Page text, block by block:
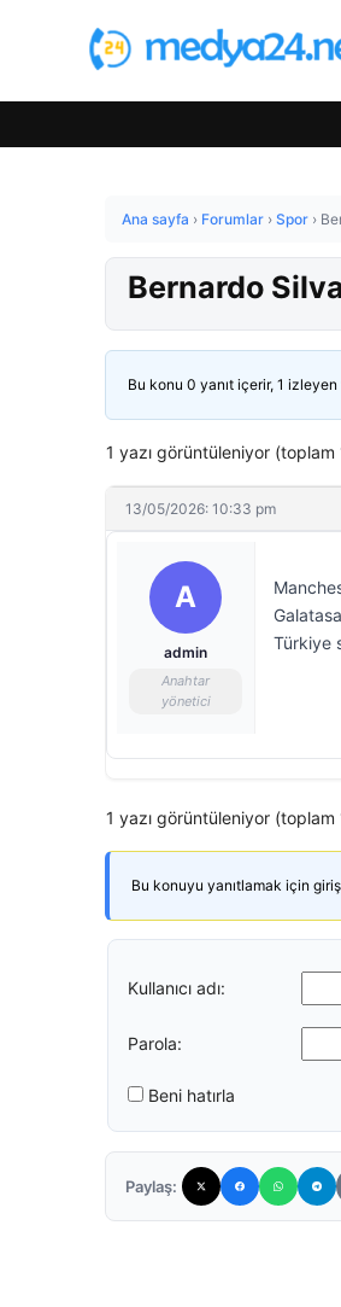
Ana sayfa › Forumlar › Spor ›
Bernardo
Bu konu 0 yanıt içerir, 1 izleyen
1 yazı görüntüleniyor (toplam
13/05/2026: 10:33 pm
A
admin
Anahtar
yönetici
Türkiye
1 yazı görüntüleniyor (toplam
Bu konuyu yanıtlamak için giriş
Kullanıcı adı:
Parola:
Beni hatırla
Paylaş: